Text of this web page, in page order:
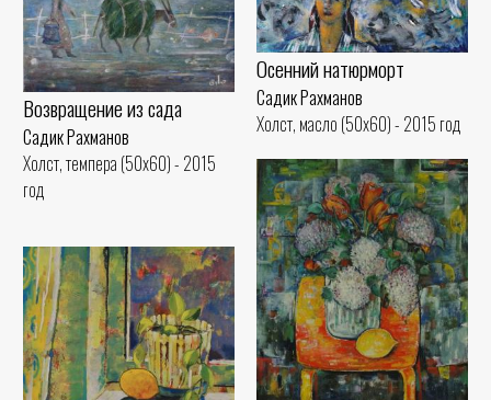
Осенний натюрморт
Садик Рахманов
Холст, масло (50x60) - 2015 год
Возвращение из сада
Садик Рахманов
Холст, темпера (50x60) - 2015
год